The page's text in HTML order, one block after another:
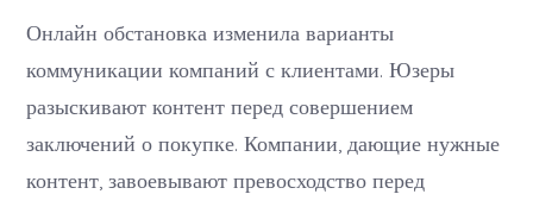
Онлайн обстановка изменила варианты
коммуникации компаний с клиентами. Юзеры
разыскивают контент перед совершением
заключений о покупке. Компании, дающие нужные
контент, завоевывают превосходство перед